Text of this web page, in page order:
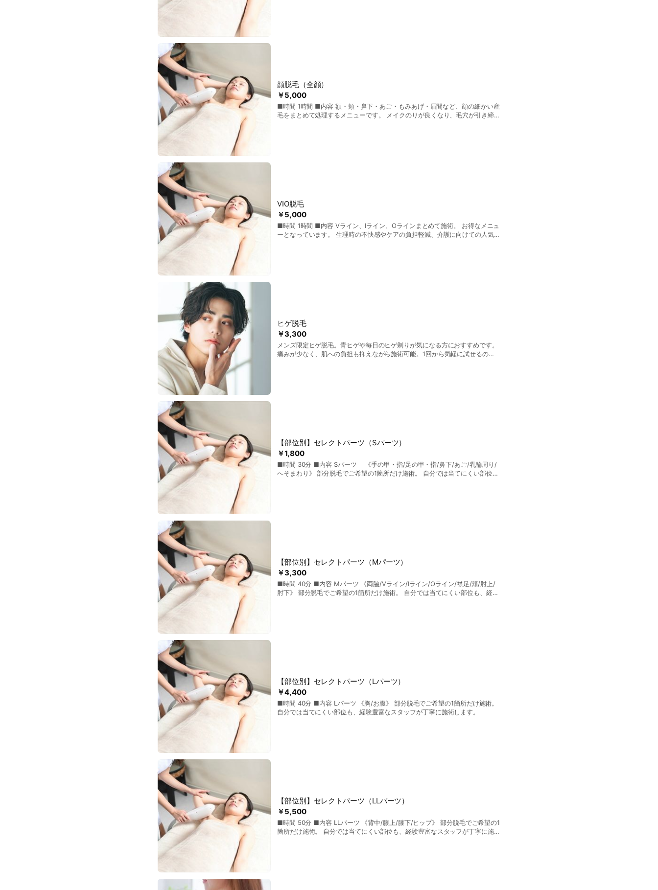
￥5,000
顔脱毛（全顔）
■時間 1時間 ■内容 額・頬・鼻下・あご・もみあげ・眉間など、顔の細かい産
毛をまとめて処理するメニューです。 メイクのりが良くなり、毛穴が引き締ま
￥5,000
VIO脱毛
■時間 1時間 ■内容 Vライン、Iライン、Oラインまとめて施術。 お得なメニュ
ーとなっています。 生理時の不快感やケアの負担軽減、介護に向けての人気メ
￥3,300
ヒゲ脱毛
メンズ限定ヒゲ脱毛。青ヒゲや毎日のヒゲ剃りが気になる方におすすめです。
痛みが少なく、肌への負担も抑えながら施術可能。1回から気軽に試せるの
￥1,800
【部位別】セレクトパーツ（Sパーツ）
■時間 30分 ■内容 Sパーツ 《手の甲・指/足の甲・指/鼻下/あご/乳輪周り/
へそまわり》 部分脱毛でご希望の1箇所だけ施術。 自分では当てにくい部位
￥3,300
【部位別】セレクトパーツ（Mパーツ）
■時間 40分 ■内容 Mパーツ 《両脇/Vライン/Iライン/Oライン/襟足/頬/肘上/
肘下》 部分脱毛でご希望の1箇所だけ施術。 自分では当てにくい部位も、経験
￥4,400
【部位別】セレクトパーツ（Lパーツ）
■時間 40分 ■内容 Lパーツ 《胸/お腹》 部分脱毛でご希望の1箇所だけ施術。
自分では当てにくい部位も、経験豊富なスタッフが丁寧に施術します。
￥5,500
【部位別】セレクトパーツ（LLパーツ）
■時間 50分 ■内容 LLパーツ 《背中/膝上/膝下/ヒップ》 部分脱毛でご希望の1
箇所だけ施術。 自分では当てにくい部位も、経験豊富なスタッフが丁寧に施術